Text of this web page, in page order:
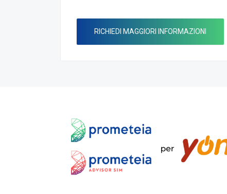
RICHIEDI MAGGIORI INFORMAZIONI